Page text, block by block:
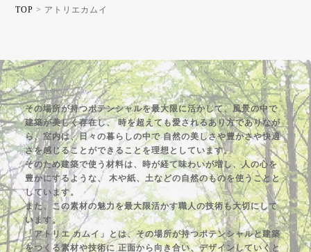
TOP > アトリエカムイ
その場所が持つポテンシャルを最大限に活かして、風景の中で
建築が美しく存在し、時を超えても愛されるあり方でありなが
ら、室内は、日々の暮らしの中で自然の美しさや豊かさや快適
さを感じることができることを理想としています。
そのため建築で使う材料は、時が経て味わいが増し、人の心を
豊かにするような、 木や紙、土などの自然のものを使うことと
しています。
また、この素材の魅力を最大限活かす職人の技術も大切にして
います。
「アトリエ カムイ」とは、その場所が持つポテンシャルと建築
をつくる素材や技術に 正面から向き合い、デザインしていくと